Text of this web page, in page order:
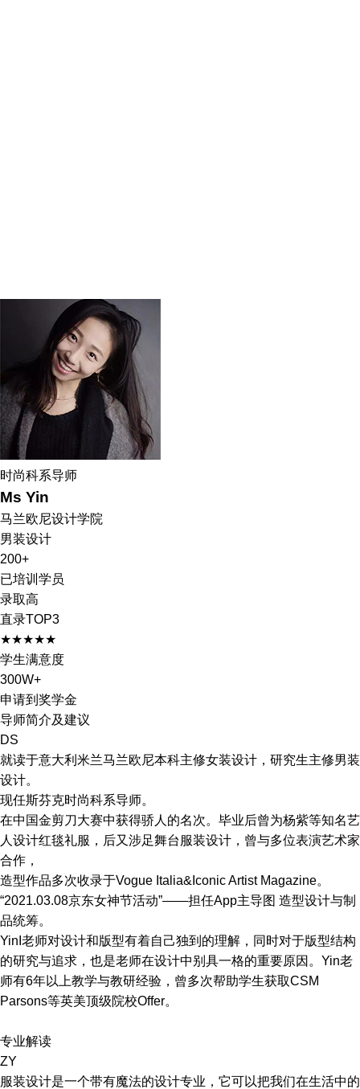
时尚科系导师
Ms Yin
马兰欧尼设计学院
男装设计
200+
已培训学员
录取高
直录TOP3
★★★★★
学生满意度
300W+
申请到奖学金
导师简介及建议
DS
就读于意大利米兰马兰欧尼本科主修女装设计，研究生主修男装
设计。
现任斯芬克时尚科系导师。
在中国金剪刀大赛中获得骄人的名次。毕业后曾为杨紫等知名艺
人设计红毯礼服，后又涉足舞台服装设计，曾与多位表演艺术家
合作，
造型作品多次收录于Vogue Italia&Iconic Artist Magazine。
“2021.03.08京东女神节活动”——担任App主导图 造型设计与制
品统筹。
YinI老师对设计和版型有着自己独到的理解，同时对于版型结构
的研究与追求，也是老师在设计中别具一格的重要原因。Yin老
师有6年以上教学与教研经验，曾多次帮助学生获取CSM
Parsons等英美顶级院校Offer。
专业解读
ZY
服装设计是一个带有魔法的设计专业，它可以把我们在生活中的